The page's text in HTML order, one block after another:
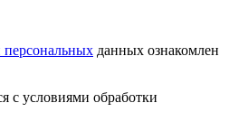
персональных данных ознакомлен
с условиями обработки